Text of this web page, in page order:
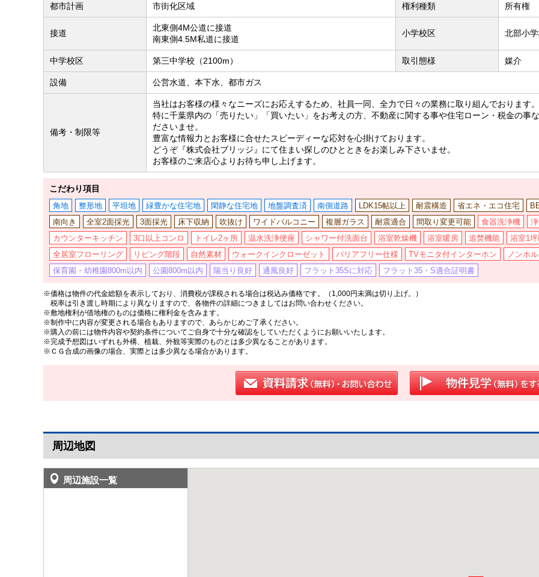
都市計画 市街化区域 権利種類 所有権
接道
北東側4M公道に接道
南東側4.5M私道に接道
小学校区 北部小学
中学校区 第三中学校（2100m） 取引態様 媒介
設備 公営水道、本下水、都市ガス
備考・制限等
当社はお客様の様々なニーズにお応えするため、社員一同、全力で日々の業務に取り組んでおります。
特に千葉県内の「売りたい」「買いたい」をお考えの方、不動産に関する事や住宅ローン・税金の事
ださいませ。
豊富な情報力とお客様に合せたスピーディーな応対を心掛けております。
どうぞ『株式会社ブリッジ』にて住まい探しのひとときをお楽しみ下さいませ。
お客様のご来店心よりお待ち申し上げます。
こだわり項目
角地 整形地 平坦地 緑豊かな住宅地 閑静な住宅地 地盤調査済 南側道路 LDK15帖以上 耐震構造 省エネ・エコ住宅
南向き
全室2面採光 3面採光 床下収納 吹抜け ワイドバルコニー 複層ガラス 耐震適合 間取り変更可能 食器洗浄機
カウンターキッチン
3口以上コンロ トイレ2ヶ所 温水洗浄便座 シャワー付洗面台 浴室乾燥機 浴室暖房 追焚機能 浴室1
全居室フローリング
リビング階段 自然素材 ウォークインクローゼット バリアフリー仕様 TVモニタ付インターホン ノンホ
保育園・幼稚園800m以内
公園800m以内 陽当り良好 通風良好 フラット35Sに対応 フラット35・S適合証明書
※価格は物件の代金総額を表示しており、消費税が課税される場合は税込み価格です。（1,000円未満は切り上げ。）
税率は引き渡し時期により異なりますので、各物件の詳細につきましてはお問い合わせください。
※敷地権利が借地権のものは価格に権利金を含みます。
※制作中に内容が変更される場合もありますので、あらかじめご了承ください。
※購入の前には物件内容や契約条件についてご自身で十分な確認をしていただくようにお願いいたします。
※完成予想図はいずれも外構、植栽、外観等実際のものとは多少異なることがあります。
※ＣＧ合成の画像の場合、実際とは多少異なる場合があります。
周辺地図
周辺施設一覧